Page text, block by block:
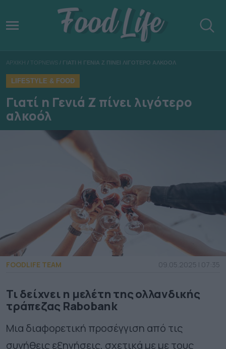
ΑΡΧΙΚΗ / TOPNEWS / ΓΙΑΤΙ Η ΓΕΝΙΑ Ζ ΠΙΝΕΙ ΛΙΓΟΤΕΡΟ ΑΛΚΟΟΛ
LIFESTYLE & FOOD
Γιατί η Γενιά Ζ πίνει λιγότερο
αλκοόλ
FOODLIFE TEAM 09.05.2025 | 07:35
Τι δείχνει η μελέτη της ολλανδικής
τράπεζας Rabobank
Μια διαφορετική προσέγγιση από τις
συνήθεις εξηγήσεις, σχετικά με με τους